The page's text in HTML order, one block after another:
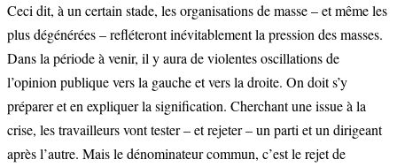
Ceci dit, à un certain stade, les organisations de masse – et même les
plus dégénérées – refléteront inévitablement la pression des masses.
Dans la période à venir, il y aura de violentes oscillations de
l’opinion publique vers la gauche et vers la droite. On doit s’y
préparer et en expliquer la signification. Cherchant une issue à la
crise, les travailleurs vont tester – et rejeter – un parti et un dirigeant
après l’autre. Mais le dénominateur commun, c’est le rejet de